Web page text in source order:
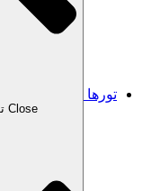
تورها
Close تورها